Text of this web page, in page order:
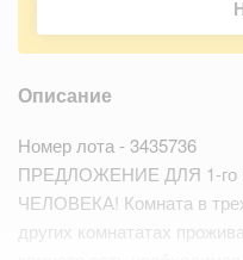
Описание
Номер лота - 3435736
ПРЕДЛОЖЕНИЕ ДЛЯ 1-
ЧЕЛОВЕКА! Комната в
других комнататах